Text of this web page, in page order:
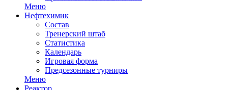
Меню
Нефтехимик
Состав
Тренерский штаб
Статистика
Календарь
Игровая форма
Предсезонные турниры
Меню
Реактор